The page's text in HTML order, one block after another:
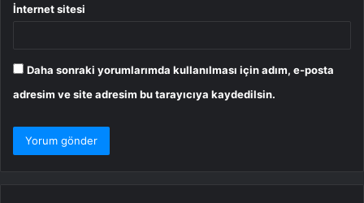
İnternet sitesi
Daha sonraki yorumlarımda kullanılması için adım, e-posta
adresim ve site adresim bu tarayıcıya kaydedilsin.